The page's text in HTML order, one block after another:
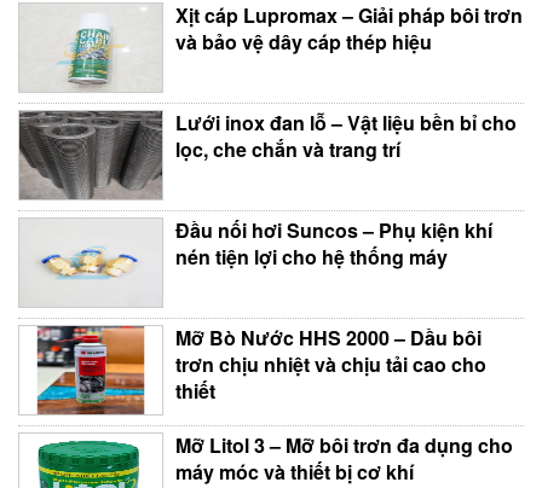
Xịt cáp Lupromax – Giải pháp bôi trơn
và bảo vệ dây cáp thép hiệu
Lưới inox đan lỗ – Vật liệu bền bỉ cho
lọc, che chắn và trang trí
Đầu nối hơi Suncos – Phụ kiện khí
nén tiện lợi cho hệ thống máy
Mỡ Bò Nước HHS 2000 – Dầu bôi
trơn chịu nhiệt và chịu tải cao cho
thiết
Mỡ Litol 3 – Mỡ bôi trơn đa dụng cho
máy móc và thiết bị cơ khí